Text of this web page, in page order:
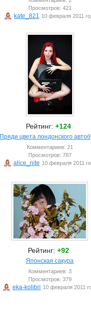
Просмотров: 421
kate_821 10 февраля 2011
Рейтинг: +124
Пряди цвета лондонского
Комментариев: 21
Просмотров: 787
alice_nite 10 февраля 2011
Рейтинг: +92
Японская сакура
Комментариев: 3
Просмотров: 379
eka-kolibri 10 февраля 2011